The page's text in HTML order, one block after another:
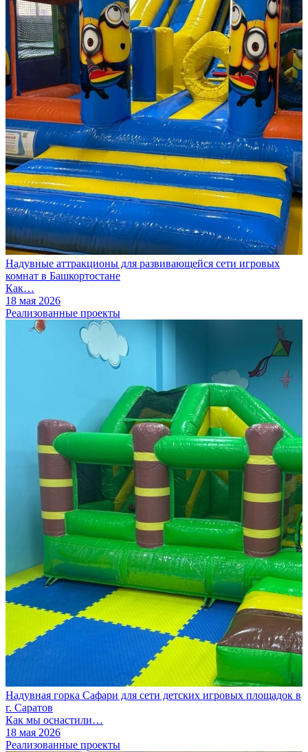
Надувные аттракционы для развивающейся сети игровых
комнат в Башкортостане
Как…
18 мая 2026
Реализованные проекты
Надувная горка Сафари для сети детских игровых площадок в
г. Саратов
Как мы оснастили…
18 мая 2026
Реализованные проекты